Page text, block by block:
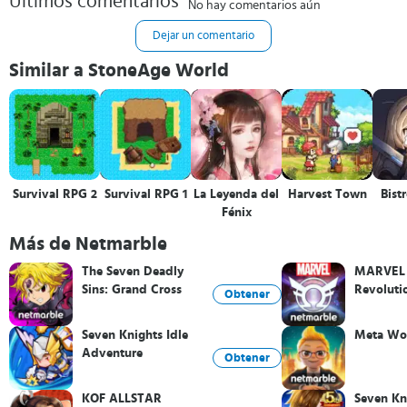
No hay comentarios aún
Dejar un comentario
Similar a StoneAge World
Survival RPG 2 Survival RPG 1
La Leyenda del
Fénix
Harvest Town
Más de Netmarble
The Seven Deadly
Sins: Grand Cross
Obtener
Seven Knights Idle
Adventure
Obtener
KOF ALLSTAR
Meta
Seven